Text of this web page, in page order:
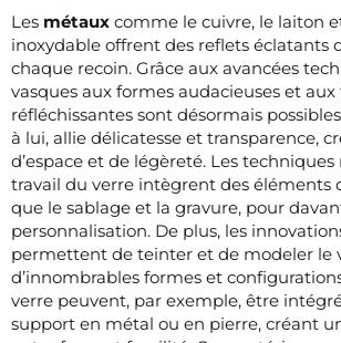
Les métaux comme le cuivre, le laiton
inoxydable offrent des reflets éclatants
chaque recoin. Grâce aux avancées
vasques aux formes audacieuses et
réfléchissantes sont désormais
à lui, allie délicatesse et transparence,
d’espace et de légèreté. Les
travail du verre intègrent des éléments
que le sablage et la gravure, pour
personnalisation. De plus, les
permettent de teinter et de modeler le
d’innombrables formes et
verre peuvent, par exemple, être
support en métal ou en pierre, créant